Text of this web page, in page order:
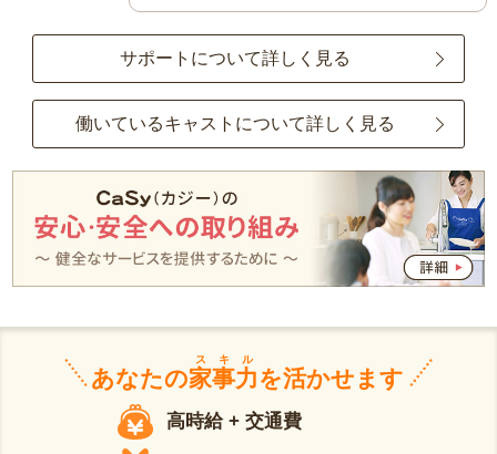
サポートについて詳しく見る
働いているキャストについて詳しく見る
あなたの家事力
スキル
を活かせます
高時給 + 交通費